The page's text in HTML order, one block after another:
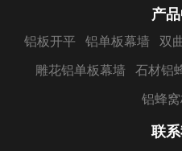
产
铝板开平 铝单板幕墙 双
雕花铝单板幕墙 石材铝
铝蜂
联